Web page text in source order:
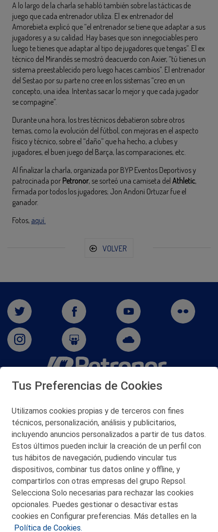
A lo largo de la charla se habló también sobre las tácticas de
juego que cada entrenador utiliza. El ex entrenador del
Amorebieta explicó que “el entrenador se tiene que adaptar a sus
jugadores y a su calidad. Hay bases que son innegociables pero
luego te tienes que adaptar al tipo de jugadores que tengas”. El ex
técnico del Mirandés se mostró deacuerdo con Axier, “tú tienes un
sistema preestablecido pero luego haces cambios”. El entrenador
del Sestao por su parte no cree en los sistemas “creo en un
concepto, una idea. Intentas sacar lo mejor y que cada jugador
se compagine”.
Durante una hora, los tres técnicos debatieron sobre otros
temas, como la evolución del fútbol, con mejoras en el aspecto
físico y técnico, sobre el “daño” que ha hecho, a clubes y
jugadores, el buen juego del Barça, las comparaciones, etc.
Al finalizar la charla, organizada por BYP Eventos Deportivos y
patrocinada por Petronor, se sorteó una camiseta del Athletic,
firmada por todos los jugadores; Jon Andoni Ortuzar fue el
ganador.
Fotos, aquí.
VOLVER
San Martín 5-Edificio Muñatones,
© 2026 Petronor S.A.
CONTACTO
MAPA WEB
POLITICA DE PRIVACIDAD
Tus Preferencias de Cookies
Utilizamos cookies propias y de terceros con fines
técnicos, personalización, análisis y publicitarios,
incluyendo anuncios personalizados a partir de tus datos.
Estos últimos pueden incluir la creación de un perfil con
tus hábitos de navegación, pudiendo vincular tus
dispositivos, combinar tus datos online y offline, y
compartirlos con otras empresas del grupo Repsol.
Selecciona Solo necesarias para rechazar las cookies
opcionales. Puedes gestionar o desactivar estas
cookies en Configurar preferencias. Más detalles en la
Política de Cookies.